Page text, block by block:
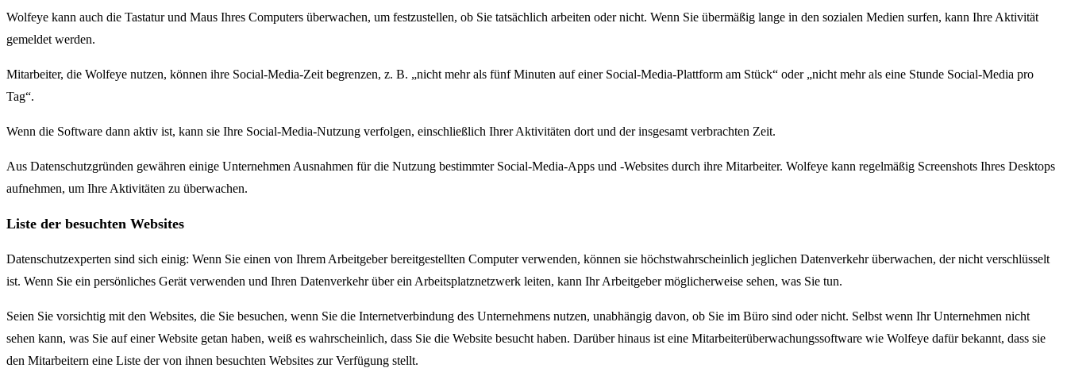
Wolfeye kann auch die Tastatur und Maus Ihres Computers überwachen, um festzustellen, ob Sie tatsächlich arbeiten oder nicht. Wenn Sie übermäßig lange in den sozialen Medien surfen, kann Ihre Aktivität
gemeldet werden.
Mitarbeiter, die Wolfeye nutzen, können ihre Social-Media-Zeit begrenzen, z. B. „nicht mehr als fünf Minuten auf einer Social-Media-Plattform am Stück“ oder „nicht mehr als eine Stunde Social-Media pro
Tag“.
Wenn die Software dann aktiv ist, kann sie Ihre Social-Media-Nutzung verfolgen, einschließlich Ihrer Aktivitäten dort und der insgesamt verbrachten Zeit.
Aus Datenschutzgründen gewähren einige Unternehmen Ausnahmen für die Nutzung bestimmter Social-Media-Apps und -Websites durch ihre Mitarbeiter. Wolfeye kann regelmäßig Screenshots Ihres Desktops
aufnehmen, um Ihre Aktivitäten zu überwachen.
Liste der besuchten Websites
Datenschutzexperten sind sich einig: Wenn Sie einen von Ihrem Arbeitgeber bereitgestellten Computer verwenden, können sie höchstwahrscheinlich jeglichen Datenverkehr überwachen, der nicht verschlüsselt
ist. Wenn Sie ein persönliches Gerät verwenden und Ihren Datenverkehr über ein Arbeitsplatznetzwerk leiten, kann Ihr Arbeitgeber möglicherweise sehen, was Sie tun.
Seien Sie vorsichtig mit den Websites, die Sie besuchen, wenn Sie die Internetverbindung des Unternehmens nutzen, unabhängig davon, ob Sie im Büro sind oder nicht. Selbst wenn Ihr Unternehmen nicht
sehen kann, was Sie auf einer Website getan haben, weiß es wahrscheinlich, dass Sie die Website besucht haben. Darüber hinaus ist eine Mitarbeiterüberwachungssoftware wie Wolfeye dafür bekannt, dass sie
den Mitarbeitern eine Liste der von ihnen besuchten Websites zur Verfügung stellt.